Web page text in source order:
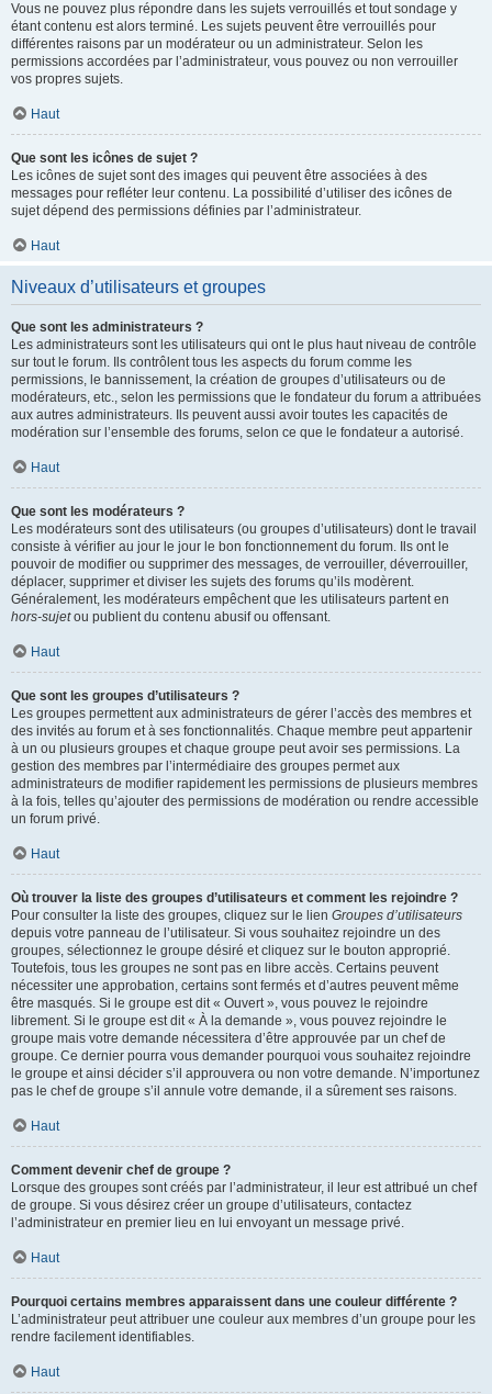
Vous ne pouvez plus répondre dans les sujets verrouillés et tout sondage y
étant contenu est alors terminé. Les sujets peuvent être verrouillés pour
différentes raisons par un modérateur ou un administrateur. Selon les
permissions accordées par l’administrateur, vous pouvez ou non verrouiller
vos propres sujets.
Haut
Que sont les icônes de sujet ?
Les icônes de sujet sont des images qui peuvent être associées à des
messages pour refléter leur contenu. La possibilité d’utiliser des icônes de
sujet dépend des permissions définies par l’administrateur.
Haut
Niveaux d’utilisateurs et groupes
Que sont les administrateurs ?
Les administrateurs sont les utilisateurs qui ont le plus haut niveau de contrôle
sur tout le forum. Ils contrôlent tous les aspects du forum comme les
permissions, le bannissement, la création de groupes d’utilisateurs ou de
modérateurs, etc., selon les permissions que le fondateur du forum a attribuées
aux autres administrateurs. Ils peuvent aussi avoir toutes les capacités de
modération sur l’ensemble des forums, selon ce que le fondateur a autorisé.
Haut
Que sont les modérateurs ?
Les modérateurs sont des utilisateurs (ou groupes d’utilisateurs) dont le travail
consiste à vérifier au jour le jour le bon fonctionnement du forum. Ils ont le
pouvoir de modifier ou supprimer des messages, de verrouiller, déverrouiller,
déplacer, supprimer et diviser les sujets des forums qu’ils modèrent.
Généralement, les modérateurs empêchent que les utilisateurs partent en
hors-sujetou publient du contenu abusif ou offensant.
Haut
Que sont les groupes d’utilisateurs ?
Les groupes permettent aux administrateurs de gérer l’accès des membres et
des invités au forum et à ses fonctionnalités. Chaque membre peut appartenir
à un ou plusieurs groupes et chaque groupe peut avoir ses permissions. La
gestion des membres par l’intermédiaire des groupes permet aux
administrateurs de modifier rapidement les permissions de plusieurs membres
à la fois, telles qu’ajouter des permissions de modération ou rendre accessible
un forum privé.
Haut
Où trouver la liste des groupes d’utilisateurs et comment les rejoindre ?
Pour consulter la liste des groupes, cliquez sur le lien Groupes d’utilisateurs
depuis votre panneau de l’utilisateur. Si vous souhaitez rejoindre un des
groupes, sélectionnez le groupe désiré et cliquez sur le bouton approprié.
Toutefois, tous les groupes ne sont pas en libre accès. Certains peuvent
nécessiter une approbation, certains sont fermés et d’autres peuvent même
être masqués. Si le groupe est dit « Ouvert », vous pouvez le rejoindre
librement. Si le groupe est dit « À la demande », vous pouvez rejoindre le
groupe mais votre demande nécessitera d’être approuvée par un chef de
groupe. Ce dernier pourra vous demander pourquoi vous souhaitez rejoindre
le groupe et ainsi décider s’il approuvera ou non votre demande. N’importunez
pas le chef de groupe s’il annule votre demande, il a sûrement ses raisons.
Haut
Comment devenir chef de groupe ?
Lorsque des groupes sont créés par l’administrateur, il leur est attribué un chef
de groupe. Si vous désirez créer un groupe d’utilisateurs, contactez
l’administrateur en premier lieu en lui envoyant un message privé.
Haut
Pourquoi certains membres apparaissent dans une couleur différente ?
L’administrateur peut attribuer une couleur aux membres d’un groupe pour les
rendre facilement identifiables.
Haut